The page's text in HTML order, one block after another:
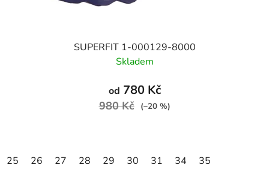
SUPERFIT 1-000129-8000
Skladem
od 780 Kč
980 Kč (–20 %)
25 26 27 28 29 30 31 34 35